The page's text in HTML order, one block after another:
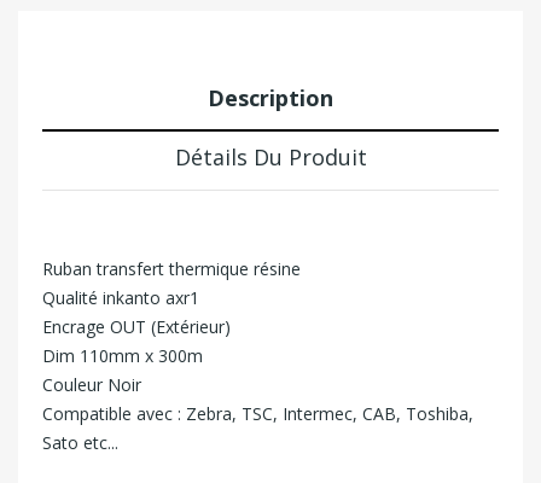
Description
Détails Du Produit
Ruban transfert thermique résine
Qualité inkanto axr1
Encrage OUT (Extérieur)
Dim 110mm x 300m
Couleur Noir
Compatible avec : Zebra, TSC, Intermec, CAB, Toshiba,
Sato etc...